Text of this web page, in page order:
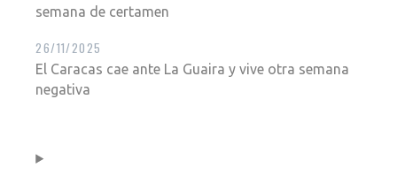
semana de certamen
El Caracas cae ante La Guaira y vive otra semana
negativa
26/11/2025